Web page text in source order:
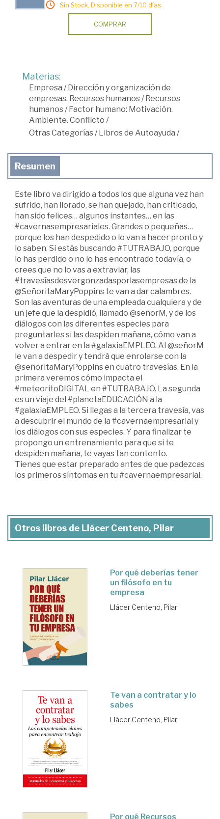
Sin Stock. Disponible en 7/10 días.
COMPRAR
Materias:
Empresa /Dirección y organización de
empresas. Recursos humanos/Recursos
humanos/Factor humano: Motivación.
Ambiente. Conflicto /
Otras Categorías/Libros de Autoayuda /
Resumen
Este libro va dirigido a todos los que alguna vez han
sufrido, han llorado, se han quejado, han criticado,
han sido felices… algunos instantes… en las
#cavernasempresariales. Grandes o pequeñas…
porque los han despedido o lo van a hacer pronto y
lo saben. Si estás buscando #TUTRABAJO, porque
lo has perdido o no lo has encontrado todavía, o
crees que no lo vas a extraviar, las
#travesíasdesvergonzadasporlasempresas de la
@SeñoritaMaryPoppins te van a dar calambres.
Son las aventuras de una empleada cualquiera y de
un jefe que la despidió, llamado @señorM, y de los
diálogos con las diferentes especies para
preguntarles si las despiden mañana, cómo van a
volver a entrar en la #galaxiaEMPLEO. Al @señorM
le van a despedir y tendrá que enrolarse con la
@señoritaMaryPoppins en cuatro travesías. En la
primera veremos cómo impacta el
#meteoritoDIGITAL en #TUTRABAJO. La segunda
es un viaje del #planetaEDUCACIÓN a la
#galaxiaEMPLEO. Si llegas a la tercera travesía, vas
a descubrir el mundo de la #cavernaempresarial y
los diálogos con sus especies. Y para finalizar te
propongo un entrenamiento para que si te
despiden mañana, te vayas tan contento.
Tienes que estar preparado antes de que padezcas
los primeros síntomas en tu #cavernaempresarial.
Otros libros de Llácer Centeno, Pilar
Por qué deberías tener
un filósofo en tu
empresa
Llácer Centeno, Pilar
Te van a contratar y lo
sabes
Llácer Centeno, Pilar
Por qué Recursos